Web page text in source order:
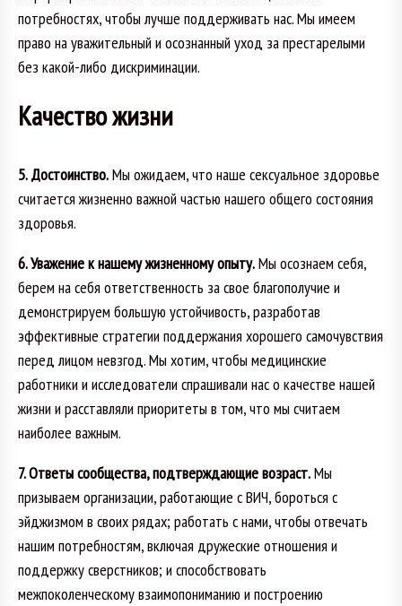
потребностях, чтобы лучше поддерживать нас. Мы имеем
право на уважительный и осознанный уход за престарелыми
без какой-либо дискриминации.
Качество жизни
5. Достоинство.Мы ожидаем, что наше сексуальное здоровье
считается жизненно важной частью нашего общего состояния
здоровья.
6. Уважение к нашему жизненному опыту.Мы осознаем себя,
берем на себя ответственность за свое благополучие и
демонстрируем большую устойчивость, разработав
эффективные стратегии поддержания хорошего самочувствия
перед лицом невзгод. Мы хотим, чтобы медицинские
работники и исследователи спрашивали нас о качестве нашей
жизни и расставляли приоритеты в том, что мы считаем
наиболее важным.
7. Ответы сообщества, подтверждающие возраст.Мы
призываем организации, работающие с ВИЧ, бороться с
эйджизмом в своих рядах; работать с нами, чтобы отвечать
нашим потребностям, включая дружеские отношения и
поддержку сверстников; и способствовать
межпоколенческому взаимопониманию и построению